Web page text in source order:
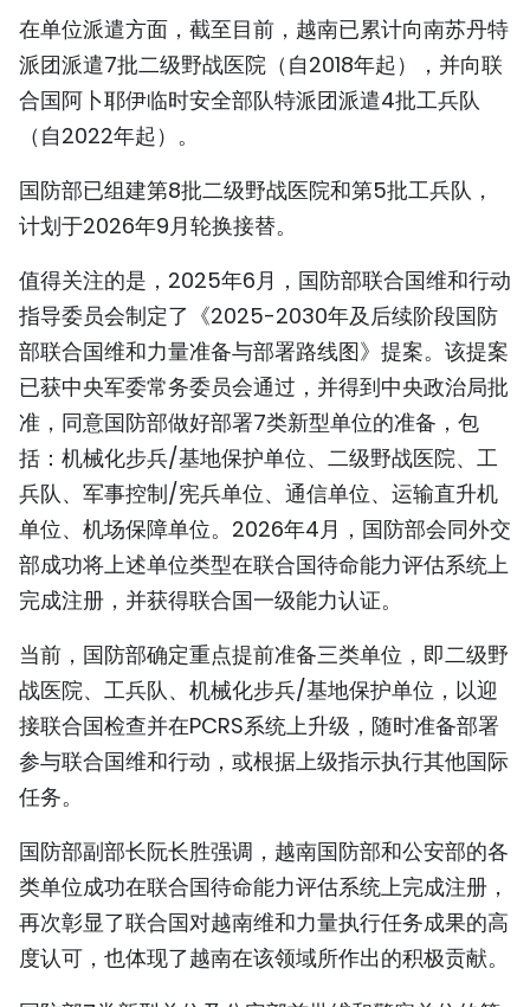
在单位派遣方面，截至目前，越南已累计向南苏丹特
派团派遣7批二级野战医院（自2018年起），并向联
合国阿卜耶伊临时安全部队特派团派遣4批工兵队
（自2022年起）。
国防部已组建第8批二级野战医院和第5批工兵队，
计划于2026年9月轮换接替。
值得关注的是，2025年6月，国防部联合国维和行动
指导委员会制定了《2025-2030年及后续阶段国防
部联合国维和力量准备与部署路线图》提案。该提案
已获中央军委常务委员会通过，并得到中央政治局批
准，同意国防部做好部署7类新型单位的准备，包
括：机械化步兵/基地保护单位、二级野战医院、工
兵队、军事控制/宪兵单位、通信单位、运输直升机
单位、机场保障单位。2026年4月，国防部会同外交
部成功将上述单位类型在联合国待命能力评估系统上
完成注册，并获得联合国一级能力认证。
当前，国防部确定重点提前准备三类单位，即二级野
战医院、工兵队、机械化步兵/基地保护单位，以迎
接联合国检查并在PCRS系统上升级，随时准备部署
参与联合国维和行动，或根据上级指示执行其他国际
任务。
国防部副部长阮长胜强调，越南国防部和公安部的各
类单位成功在联合国待命能力评估系统上完成注册，
再次彰显了联合国对越南维和力量执行任务成果的高
度认可，也体现了越南在该领域所作出的积极贡献。